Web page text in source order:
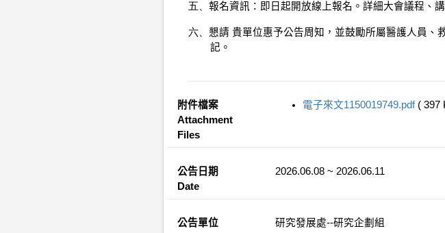
五、 報名資訊：即日起開放線上報名。詳細大會議程、
六、 懇請 貴單位惠予公告周知，並鼓勵所屬醫護人員、
記。
附件檔案
Attachment
Files
電子來文1150019749.pdf ( 397
公告日期
Date
2026.06.08 ~ 2026.06.11
公告單位
研究發展處--研究企劃組